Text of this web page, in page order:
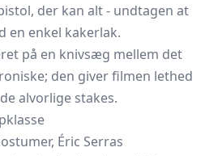
der kan alt - undtagen at
en enkel kakerlak.
på en knivsæg mellem det
den giver filmen lethed
alvorlige stakes.
Éric Serras